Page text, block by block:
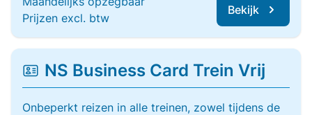
Prijzen excl. btw
Bekijk
NS Business Card Trein Vrij
Onbeperkt reizen in alle treinen, zowel tijdens de